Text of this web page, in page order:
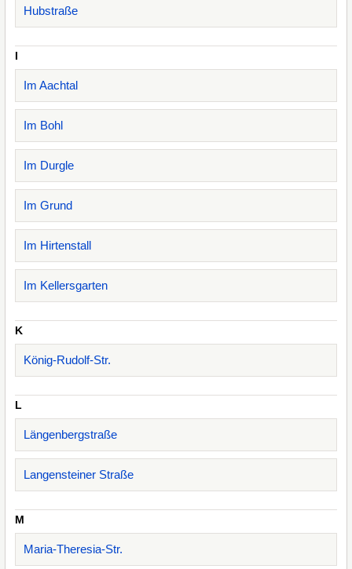
Hubstraße
I
Im Aachtal
Im Bohl
Im Durgle
Im Grund
Im Hirtenstall
Im Kellersgarten
K
König-Rudolf-Str.
L
Längenbergstraße
Langensteiner Straße
M
Maria-Theresia-Str.